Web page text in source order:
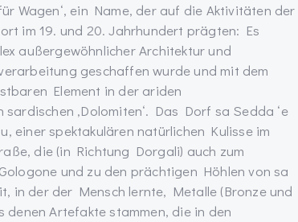
Wagen‘, ein Name, der auf die Aktivitäten der
im 19. und 20. Jahrhundert prägten: Es
außergewöhnlicher Architektur und
geschaffen wurde und mit dem
Element in der ariden
‚Dolomiten‘. Das Dorf sa Sedda ‘e
einer spektakulären natürlichen Kulisse im
die (in Richtung Dorgali) auch zum
und zu den prächtigen Höhlen von sa
in der der Mensch lernte, Metalle (Bronze und
denen Artefakte stammen, die in den